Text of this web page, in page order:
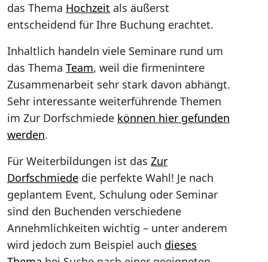
das Thema Hochzeit als äußerst
entscheidend für Ihre Buchung erachtet.
Inhaltlich handeln viele Seminare rund um
das Thema Team, weil die firmenintere
Zusammenarbeit sehr stark davon abhängt.
Sehr interessante weiterführende Themen
im Zur Dorfschmiede können hier gefunden
werden.
Für Weiterbildungen ist das Zur
Dorfschmiede die perfekte Wahl! Je nach
geplantem Event, Schulung oder Seminar
sind den Buchenden verschiedene
Annehmlichkeiten wichtig – unter anderem
wird jedoch zum Beispiel auch dieses